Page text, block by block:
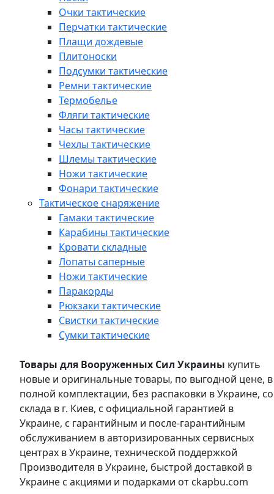
Очки тактические
Перчатки тактические
Плащи дождевые
Плитоноски
Подсумки тактические
Ремни тактические
Термобелье
Фляги тактические
Часы тактические
Чехлы тактические
Шлемы тактические
Ножи тактические
Фонари тактические
Тактическое снаряжение
Гамаки тактические
Карабины тактические
Кровати складные
Лопаты саперные
Ножи тактические
Паракорды
Рюкзаки тактические
Свистки тактические
Сумки тактические
Товары для Вооруженных Сил Украины купить
новые и оригинальные товары, по выгодной цене, в
полной комплектации, без распаковки в Украине, со
склада в г. Киев, с официальной гарантией в
Украине, с гарантийным и после-гарантийным
обслуживанием в авторизированных сервисных
центрах в Украине, технической поддержкой
Производителя в Украине, быстрой доставкой в
Украине с акциями и подарками от ckapbu.com